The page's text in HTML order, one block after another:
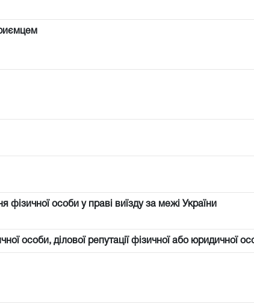
особи у праві виїзду за межі України
особи, ділової репутації фізичної або юридичної